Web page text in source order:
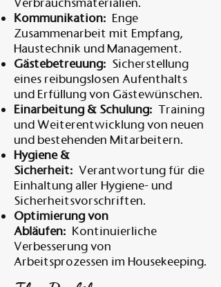
Kommunikation: Enge
Zusammenarbeit mit Empfang,
Haustechnik und Management.
Gästebetreuung: Sicherstellung
eines reibungslosen Aufenthalts
und Erfüllung von Gästewünschen.
Einarbeitung & Schulung: Training
und Weiterentwicklung von neuen
und bestehenden Mitarbeitern.
Hygiene &
Sicherheit: Verantwortung für die
Einhaltung aller Hygiene- und
Sicherheitsvorschriften.
Optimierung von
Abläufen: Kontinuierliche
Verbesserung von
Arbeitsprozessen im Housekeeping.